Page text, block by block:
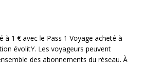
à 1 € avec le Pass 1 Voyage acheté à
évolitY. Les voyageurs peuvent
des abonnements du réseau. À